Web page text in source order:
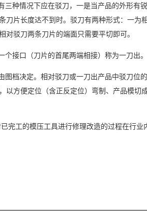
情况下应在驳刀，一是当产品的外形有
刀片长度达不到时。驳刀有两种形式：一为
驳刀两条刀片的端面只需要平切即可。
接口（刀片的首尾两端相接）称为一刀出。
决定。相对驳刀或一刀出产品中驳刀位
以方便定位（含正反定位）弯制、产品模切
工的模压工具进行修理改造的过程在行业